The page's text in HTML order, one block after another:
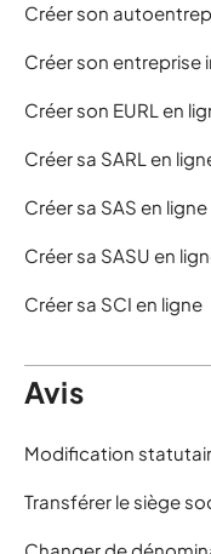
Créer son
Créer son entreprise
Créer son EURL en
Créer sa SARL en
Créer sa SAS en ligne
Créer sa SASU en
Créer sa SCI en ligne
Avis
Modification
Transférer le siège